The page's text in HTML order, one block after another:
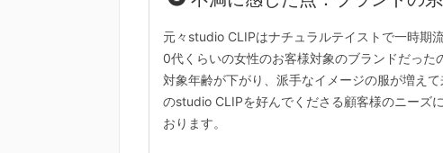
元々studio CLIPはナチュラルテイストで一時期
0代くらいの女性のお客様対象のブランドだっ
対象年齢が下がり、派手なイメージの服が増え
のstudio CLIPを好んでくださる顧客様のニーズ
おります。